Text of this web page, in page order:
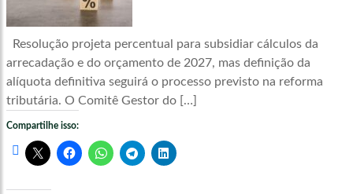
Resolução projeta percentual para subsidiar cálculos da
arrecadação e do orçamento de 2027, mas definição da
alíquota definitiva seguirá o processo previsto na reforma
tributária. O Comitê Gestor do […]
Compartilhe isso: